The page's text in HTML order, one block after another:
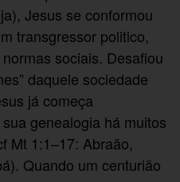
Jesus se conformou
transgressor politico,
sociais. Desafiou
daquele sociedade
já começa
genealogia há muitos
Mt 1:1–17: Abraão,
Quando um centurião